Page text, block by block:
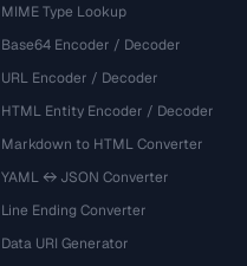
MIME Type Lookup
Base64 Encoder / Decoder
URL Encoder / Decoder
HTML Entity Encoder / Decoder
Markdown to HTML Converter
YAML ↔ JSON Converter
Line Ending Converter
Data URI Generator